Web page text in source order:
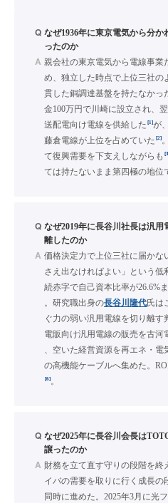
Q なぜ1936年に東京電気から分
ったのか
A 親会社の東京電気から電線事業
め、独立した時点で上位三社の
貫した銅調達基盤を持たなかっ
金100万円で川崎に設立され、
送配電向け電線を供給した [1]が
藤倉電線が上位を占めていた [2]
て復興需要を下支えしながらも
ては持たないまま第四極の地位
Q なぜ2019年に長谷川社長は汎
離したのか
A 価格決定力で上位三社に届かな
さえ出なければよい」という低
続赤字で自己資本比率が26.6%
。研究職出身の長谷川隆代氏は
ぐ力の弱い汎用電線を切り離す
電販向け汎用電線の販売を古河
、空いた経営資源を再エネ・電
の高機能ケーブルへ集めた。
[6]。
Q なぜ2025年に長谷川会長は
譲ったのか
A 財務を立て直す守りの段階を終
イバの需要を取りに行く成長の
同時に進めた。2025年3月に光